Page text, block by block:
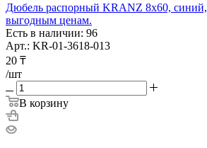
Дюбель распорный KRANZ 8х60,
выгодным ценам.
Есть в наличии: 96
Арт.: KR-01-3618-013
20 ₸
/шт
В корзину